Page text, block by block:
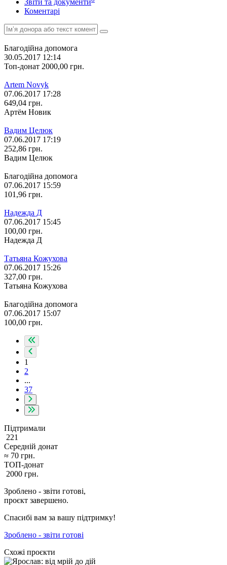
Коментарі
Благодійна допомога
30.05.2017 12:14
Топ-донат 2000,00 грн.
Artem Novyk
07.06.2017 17:28
649,04 грн.
Артём Новик
Вадим Целюк
07.06.2017 17:19
252,86 грн.
Вадим Целюк
Благодійна допомога
07.06.2017 15:59
101,96 грн.
Надежда Д
07.06.2017 15:45
100,00 грн.
Надежда Д
Татьяна Кожухова
07.06.2017 15:26
327,00 грн.
Татьяна Кожухова
Благодійна допомога
07.06.2017 15:07
100,00 грн.
1
2
...
37
Підтримали
221
Середній донат
≈ 70 грн.
ТОП-донат
2000 грн.
Зроблено - звіти готові,
проєкт завершено.
Спасибі вам за вашу підтримку!
Зроблено - звіти готові
Схожі проєкти